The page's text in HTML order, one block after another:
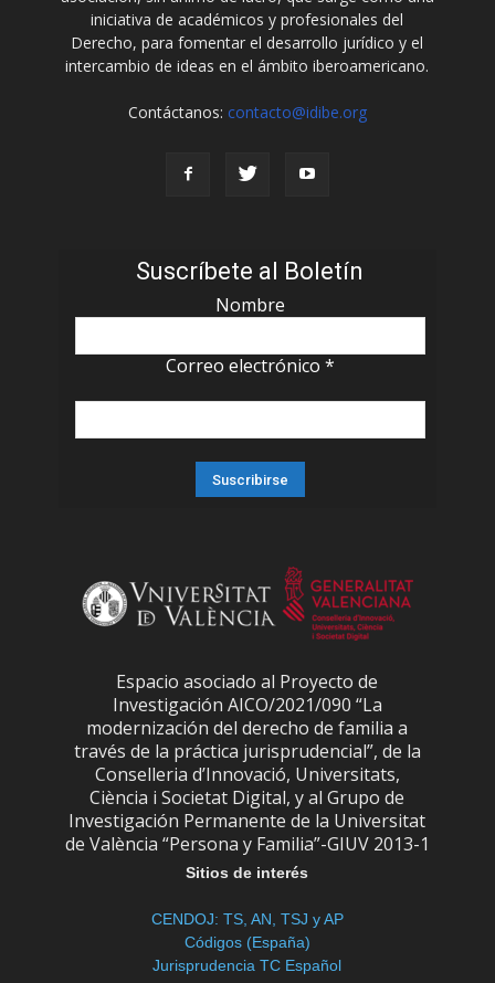
iniciativa de académicos y profesionales del
Derecho, para fomentar el desarrollo jurídico y el
intercambio de ideas en el ámbito iberoamericano.
Contáctanos: contacto@idibe.org
Suscríbete al Boletín
Nombre
Correo electrónico *
Espacio asociado al Proyecto de
Investigación AICO/2021/090 “La
modernización del derecho de familia a
través de la práctica jurisprudencial”, de la
Conselleria d’Innovació, Universitats,
Ciència i Societat Digital, y al Grupo de
Investigación Permanente de la Universitat
de València “Persona y Familia”-GIUV 2013-1
Sitios de interés
CENDOJ: TS, AN, TSJ y AP
Códigos (España)
Jurisprudencia TC Español